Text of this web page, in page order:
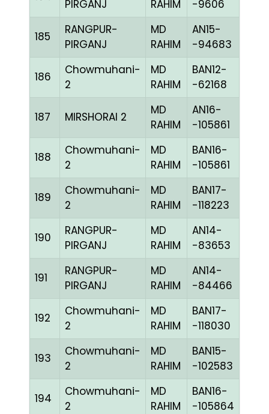
PIRGANJ
RAHIM
-9606
185
RANGPUR-
PIRGANJ
MD
RAHIM
AN15-
-94683
186
Chowmuhani-
2
MD
RAHIM
BAN12-
-62168
187 MIRSHORAI 2
MD
RAHIM
AN16-
-105861
188
Chowmuhani-
2
MD
RAHIM
BAN16-
-105861
189
Chowmuhani-
2
MD
RAHIM
BAN17-
-118223
190
RANGPUR-
PIRGANJ
MD
RAHIM
AN14-
-83653
191
RANGPUR-
PIRGANJ
MD
RAHIM
AN14-
-84466
192
Chowmuhani-
2
MD
RAHIM
BAN17-
-118030
193
Chowmuhani-
2
MD
RAHIM
BAN15-
-102583
194
Chowmuhani-
2
MD
RAHIM
BAN16-
-105864